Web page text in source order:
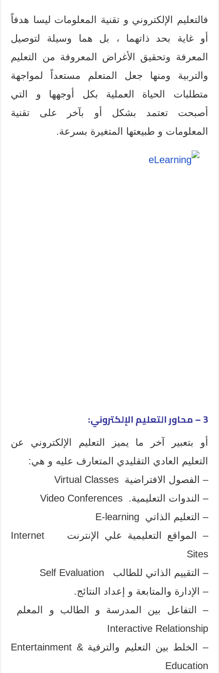
فالتعليم الإلكتروني و تقنية المعلومات ليسا هدفاً
أو غاية بحد ذاتهما ، بل هما وسيلة لتوصيل
المعرفة وتحقيق الأغراض المعروفة من التعليم
والتربية ومنها جعل المتعلم مستعداً لمواجهة
متطلبات الحياة العملية بكل أوجهها و التي
أصبحت تعتمد بشكل أو بآخر على تقنية
المعلومات و طبيعتها المتغيرة بسرعة.
3 – محاور التعليم الإلكتروني:
أو بتعبير آخر ما يميز التعليم الإلكتروني عن
التعليم العادي التقليدي المتعارف عليه و هي:
– الفصول الافتراضية Virtual Classes
– الندوات التعليمية. Video Conferences
– التعليم الذاتي E-learning
– المواقع التعليمية علي الإنترنت Internet
Sites
– التقييم الذاتي للطالب Self Evaluation
– الإدارة والمتابعة و إعداد النتائج.
– التفاعل بين المدرسة و الطالب و المعلم
Interactive Relationship
– الخلط بين التعليم والترفية Entertainment &
Education